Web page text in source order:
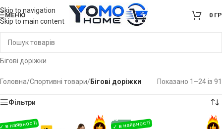
Skip to navigation
Skip to main content
МЕНЮ 0
Бігові доріжки
Головна/Спортивні товари/Бігові доріжки Показано 1–24 із 91
Фільтри